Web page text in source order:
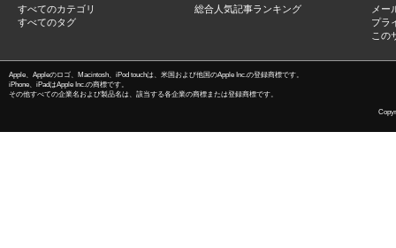
すべてのカテゴリ
すべてのタグ
総合人気記事ランキング
メー
プラ
この
Apple、Appleのロゴ、Macintosh、iPod touchは、米国および他国のApple Inc.の登録商標です。
iPhone、iPadはApple Inc.の商標です。
その他すべての企業名および製品名は、該当する各企業の商標または登録商標です。